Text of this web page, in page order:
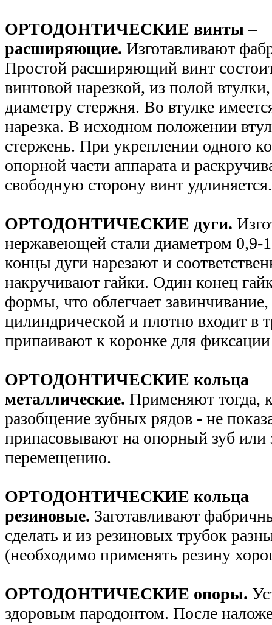
ОРТОДОНТИЧЕСКИЕ винты –
расширяющие. Изготавливают
Простой расширяющий винт
винтовой нарезкой, из полой
диаметру стержня. Во втулке
нарезка. В исходном положении
стержень. При укреплении одного
опорной части аппарата и
свободную сторону винт
ОРТОДОНТИЧЕСКИЕ дуги.
нержавеющей стали диаметром
концы дуги нарезают и
накручивают гайки. Один конец
формы, что облегчает
цилиндрической и плотно входит в
припаивают к коронке для
ОРТОДОНТИЧЕСКИЕ кольца
металлические. Применяют тогда,
разобщение зубных рядов - не
припасовывают на опорный зуб
перемещению.
ОРТОДОНТИЧЕСКИЕ кольца
резиновые. Заготавливают
сделать и из резиновых трубок
(необходимо применять резину
ОРТОДОНТИЧЕСКИЕ опоры.
здоровым пародонтом. После